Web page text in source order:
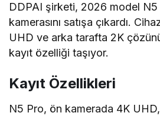
DDPAI şirketi, 2026 model
kamerasını satışa çıkardı.
UHD ve arka tarafta 2K
kayıt özelliği taşıyor.
Kayıt Özellikleri
N5 Pro, ön kamerada 4K